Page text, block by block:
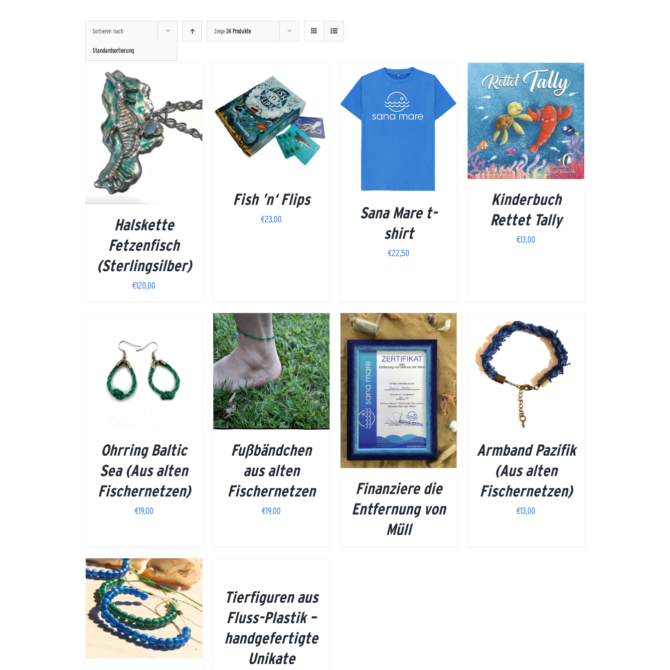
Sortieren nach
Standardsortierung
Zeige24 Produkte
Halskette
Fetzenfisch
(Sterlingsilber)
€120,00
DETAILS
Fish ’n‘ Flips
€23,00
JETZT KAUFEN
/ DETAILS
Sana Mare t-
shirt
€22,50
Kinderbuch
Rettet Tally
€13,00
Ohrring Baltic
Sea (Aus alten
Fischernetzen)
€19,00
DETAILS
Fußbändchen
aus alten
Fischernetzen
€19,00
AUSFÜHRUNG
WÄHLEN
/ DETAILS
Finanziere die
Entfernung von
Müll
Armband Pazifik
(Aus alten
Fischernetzen)
€13,00
DETAILS
Tierfiguren aus
Fluss-Plastik –
handgefertigte
Unikate